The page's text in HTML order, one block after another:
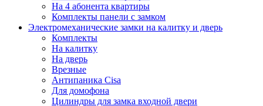
На 4 абонента квартиры
Комплекты панели с замком
Электромеханические замки на калитку и дверь
Комплекты
На калитку
На дверь
Врезные
Антипаника Cisa
Для домофона
Цилиндры для замка входной двери